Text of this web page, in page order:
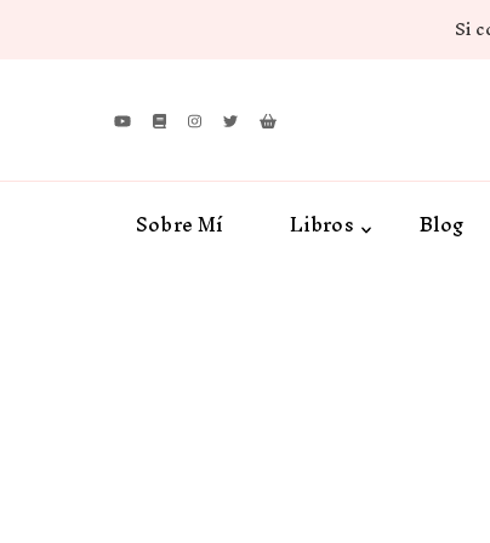
Si
Sobre Mí Libros Blog